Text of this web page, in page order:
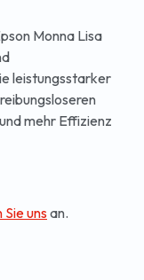
Monna Lisa
leistungsstarker
mehr Effizienz
Sie unsan.